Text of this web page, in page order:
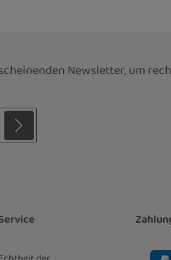
Newsletter, um